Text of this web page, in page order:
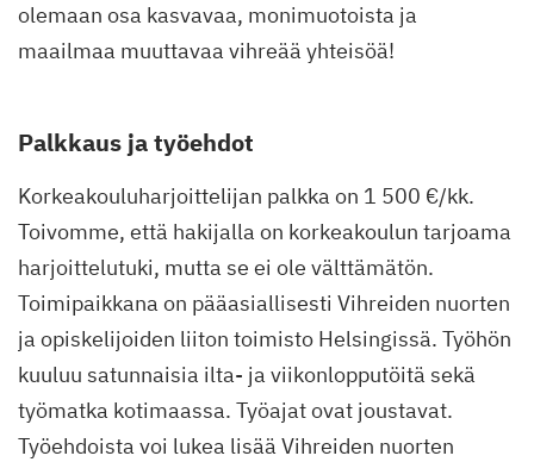
olemaan osa kasvavaa, monimuotoista ja
maailmaa muuttavaa vihreää yhteisöä!
Palkkaus ja työehdot
Korkeakouluharjoittelijan palkka on 1 500 €/kk.
Toivomme, että hakijalla on korkeakoulun tarjoama
harjoittelutuki, mutta se ei ole välttämätön.
Toimipaikkana on pääasiallisesti Vihreiden nuorten
ja opiskelijoiden liiton toimisto Helsingissä. Työhön
kuuluu satunnaisia ilta- ja viikonlopputöitä sekä
työmatka kotimaassa. Työajat ovat joustavat.
Työehdoista voi lukea lisää Vihreiden nuorten